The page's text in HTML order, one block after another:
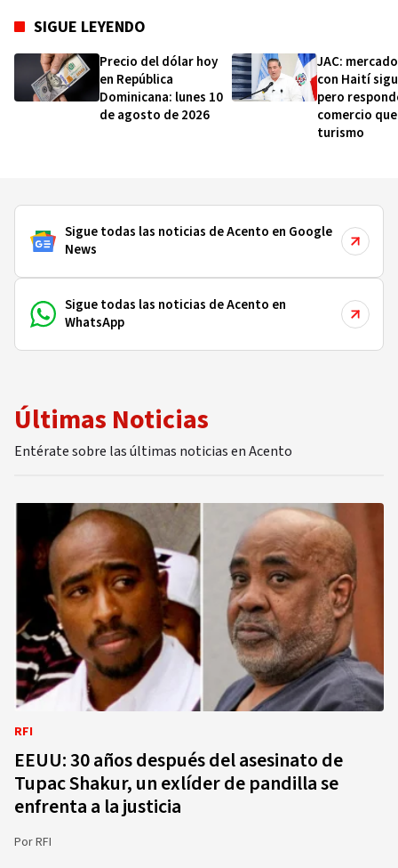
SIGUE LEYENDO
Precio del dólar hoy
en República
Dominicana: lunes 10
de agosto de 2026
JAC:
con Haití
pero
comercio
turismo
Sigue todas las noticias de Acento en Google
News
Sigue todas las noticias de Acento en
WhatsApp